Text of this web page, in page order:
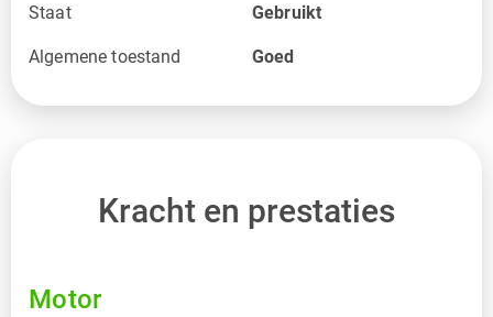
Staat Gebruikt
Algemene toestand Goed
Kracht en prestaties
Motor